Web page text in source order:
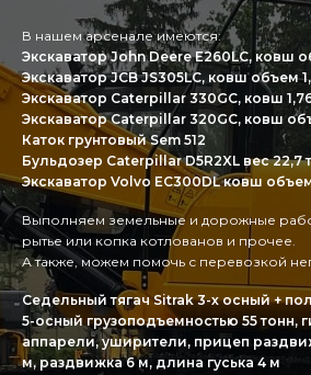
В нашем арсенале имеются:
Экскаватор John Deere E260LC, ковш
Экскаватор JCB JS305LC, ковш объем
Экскаватор Caterpillar 330GC, ковш
Экскаватор Caterpillar 320GC, ковш
Каток грунтовый Sem 512
Бульдозер Caterpillar D5R2XL вес 22,7
Экскаватор Volvo EC300DL ковш
Выполняем земельные и дорожные
рытье или копка котлованов и прочее.
А также, можем помочь с перевозкой
Седельный тягач Sitrak 3-х осный +
5-осный грузоподъемностью 55 тонн,
аппарели, уширители, прицеп
м, раздвижка 6 м, длина гуська 4 м